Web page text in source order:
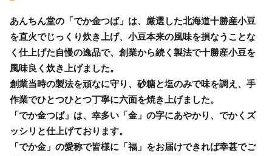
あんちん堂の「でか金つば」は、厳選した北海道十勝産小豆
を直火でじっくり炊き上げ、小豆本来の風味を損なうことな
く仕上げた自慢の逸品で、創業から続く製法で十勝産小豆を
風味良く炊き上げました。
創業当時の製法を頑なに守り、砂糖と塩のみで味を調え、手
作業でひとつひとつ丁寧に六面を焼き上げました。
「でか金つば」は、幸多い「金」の字にあやかり、でかくズ
ッシリと仕上げております。
「でか金」の愛称で皆様に「福」をお届けできれば幸甚でご